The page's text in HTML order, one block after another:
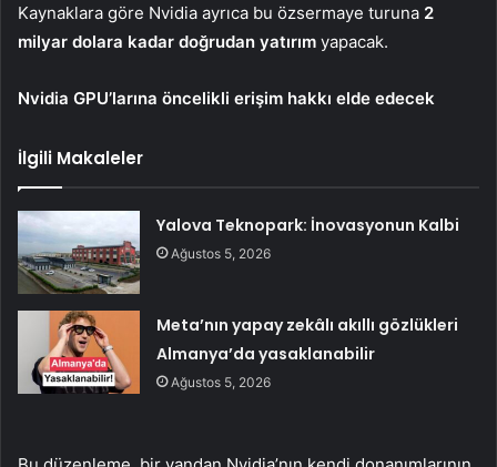
Kaynaklara göre Nvidia ayrıca bu özsermaye turuna 2
milyar dolara kadar doğrudan yatırım yapacak.
Nvidia GPU’larına öncelikli erişim hakkı elde edecek
İlgili Makaleler
Yalova Teknopark: İnovasyonun Kalbi
Ağustos 5, 2026
Meta’nın yapay zekâlı akıllı gözlükleri
Almanya’da yasaklanabilir
Ağustos 5, 2026